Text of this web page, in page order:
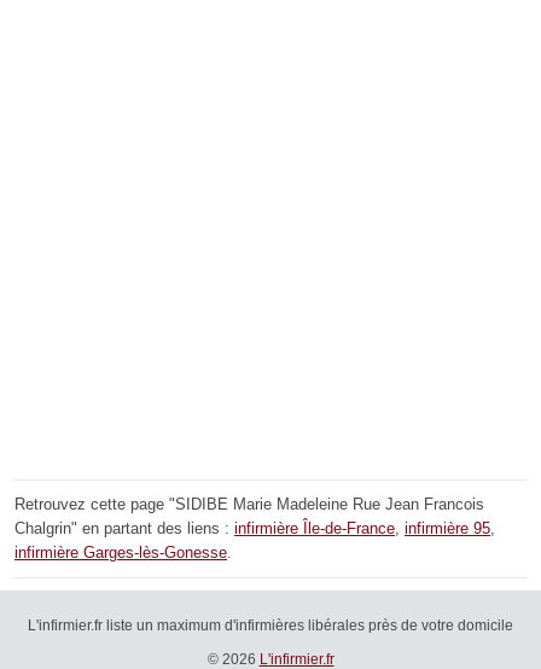
Retrouvez cette page "SIDIBE Marie Madeleine Rue Jean Francois
Chalgrin" en partant des liens : infirmière Île-de-France, infirmière 95,
infirmière Garges-lès-Gonesse.
L'infirmier.fr liste un maximum d'infirmières libérales près de votre domicile
© 2026 L'infirmier.fr